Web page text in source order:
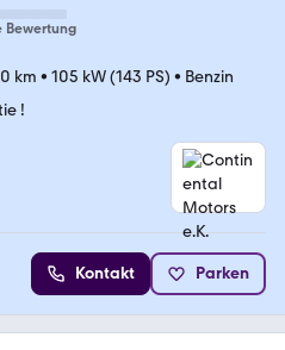
Bewertung
km • 105 kW (143 PS) • Benzin
!
Kontakt Parken